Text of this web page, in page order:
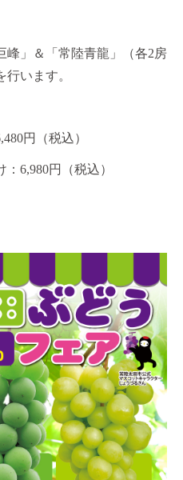
峰」＆「常陸青龍」（各2房
います。
円（税込）
6,980円（税込）